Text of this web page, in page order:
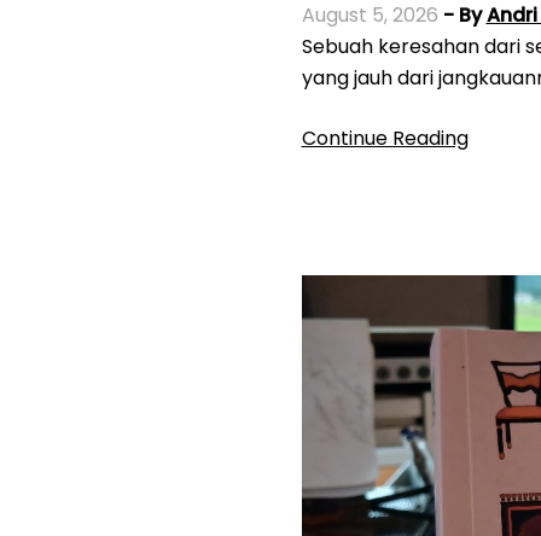
August 5, 2026 - By
Sebuah keresahan dari seekor kumbang kecil yang bermimpi dapat memetik bunga indah,
yang jauh dari
Continue Reading